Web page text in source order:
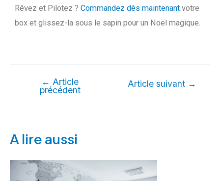
Rêvez et Pilotez ? Commandez dès maintenant votre
box et glissez-la sous le sapin pour un Noël magique.
← Article
précédent
Article suivant →
A lire aussi